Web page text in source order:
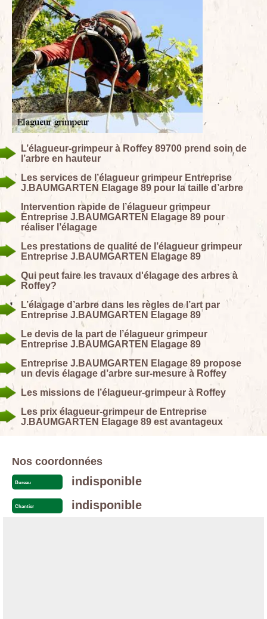
L’élagueur-grimpeur à Roffey 89700 prend soin de
l’arbre en hauteur
Les services de l’élagueur grimpeur Entreprise
J.BAUMGARTEN Elagage 89 pour la taille d’arbre
Intervention rapide de l’élagueur grimpeur
Entreprise J.BAUMGARTEN Elagage 89 pour
réaliser l’élagage
Les prestations de qualité de l’élagueur grimpeur
Entreprise J.BAUMGARTEN Elagage 89
Qui peut faire les travaux d'élagage des arbres à
Roffey?
L’élagage d’arbre dans les règles de l’art par
Entreprise J.BAUMGARTEN Elagage 89
Le devis de la part de l’élagueur grimpeur
Entreprise J.BAUMGARTEN Elagage 89
Entreprise J.BAUMGARTEN Elagage 89 propose
un devis élagage d’arbre sur-mesure à Roffey
Les missions de l’élagueur-grimpeur à Roffey
Les prix élagueur-grimpeur de Entreprise
J.BAUMGARTEN Elagage 89 est avantageux
Nos coordonnées
Bureau indisponible
Chantier indisponible